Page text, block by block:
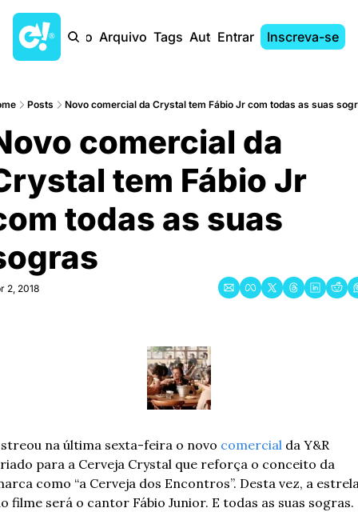
Início Arquivo Tags AutoresEntrar Inscreva-se
Posts Novo comercial da Crystal tem Fábio Jr com todas as suas
comercial da
tem Fábio Jr
todas as suas
2, 2018
na última sexta-feira o novo comercial da Y&R
para a Cerveja Crystal que reforça o conceito da
como “a Cerveja dos Encontros”. Desta vez, a
filme será o cantor Fábio Junior. E todas as suas sogras.